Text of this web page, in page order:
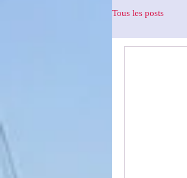
Tous les posts